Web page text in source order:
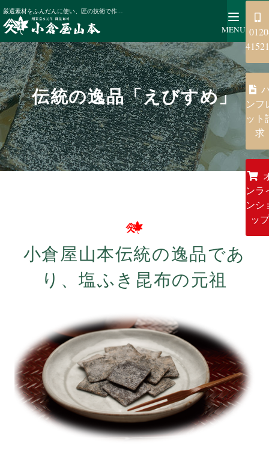
厳選素材をふんだんに使い、匠の技術で作り上げる伝統ある逸品。小倉屋でしか味わえない本物の昆布を、ぜひご堪能ください。
MENU
ンフ
ット
求
ンラ
ンシ
ップ
小倉屋山本について
伝統の逸品「えびすめ」
小倉屋山本伝統の逸品であ
り、塩ふき昆布の元祖